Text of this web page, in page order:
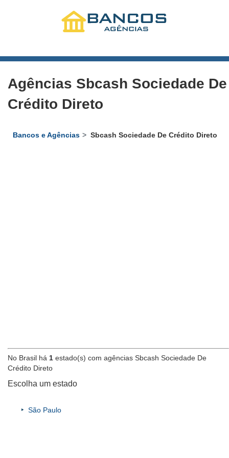
Agências Sbcash Sociedade De
Crédito Direto
Bancos e Agências Sbcash Sociedade De Crédito Direto
No Brasil há 1 estado(s) com agências Sbcash Sociedade De
Crédito Direto
Escolha um estado
São Paulo